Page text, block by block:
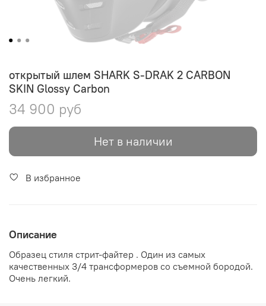
открытый шлем SHARK S-DRAK 2 CARBON
SKIN Glossy Carbon
34 900 руб
Нет в наличии
В избранное
Описание
Образец стиля стрит-файтер . Один из самых
качественных 3/4 трансформеров со съемной бородой.
Очень легкий.